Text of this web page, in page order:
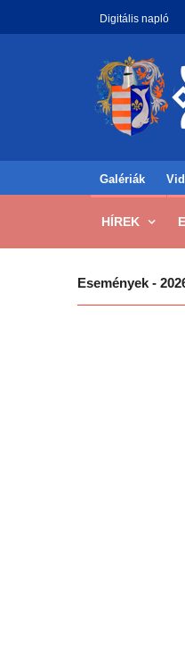
Digitális napló
Galériák
HÍREK
Események -